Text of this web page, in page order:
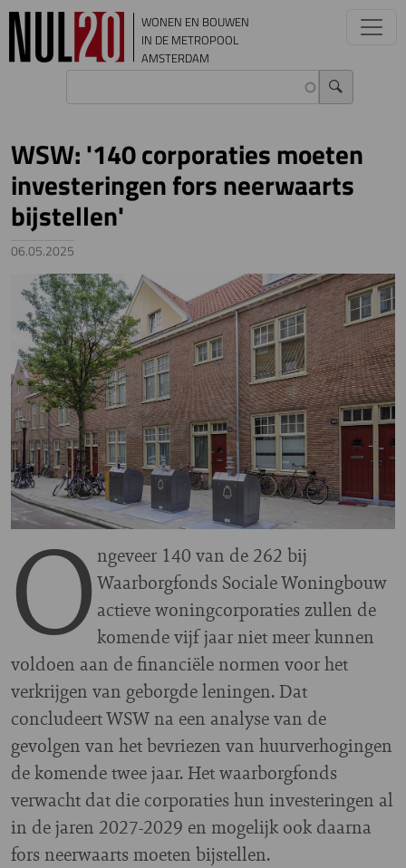
Overslaan en naar de inhoud gaan
WONEN EN BOUWEN
IN DE METROPOOL
AMSTERDAM
WSW: '140 corporaties moeten
investeringen fors neerwaarts
bijstellen'
06.05.2025
Image
O ngeveer 140 van de 262 bij
Waarborgfonds Sociale Woningbouw
actieve woningcorporaties zullen de
komende vijf jaar niet meer kunnen
voldoen aan de financiële normen voor het
verkrijgen van geborgde leningen. Dat
concludeert WSW na een analyse van de
gevolgen van het bevriezen van huurverhogingen
de komende twee jaar. Het waarborgfonds
verwacht dat die corporaties hun investeringen al
in de jaren 2027-2029 en mogelijk ook daarna
fors neerwaarts moeten bijstellen.